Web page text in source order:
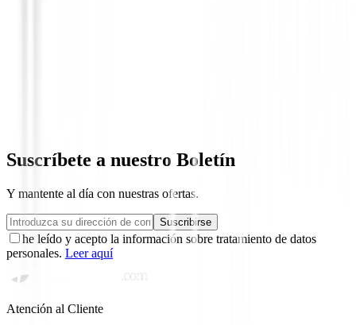
Suscríbete a nuestro Boletín
Y mantente al día con nuestras ofertas.
Suscribirse
he leído y acepto la información sobre tratamiento de datos
personales. Leer aquí
Atención al Cliente